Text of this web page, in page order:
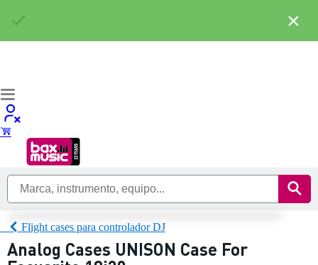
Flight cases para controlador DJ
Analog Cases UNISON Case For
×